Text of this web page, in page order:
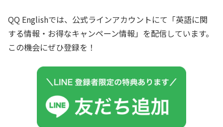
QQ Englishでは、公式ラインアカウントにて「英語に関
する情報・お得なキャンペーン情報」を配信しています。
この機会にぜひ登録を！